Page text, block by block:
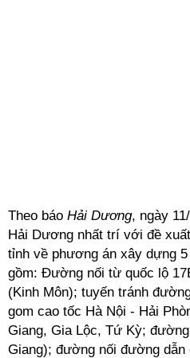
Theo báo Hải Dương, ngày
Hải Dương nhất trí với đề
tỉnh về phương án xây dựng
gồm: Đường nối từ quốc lộ
(Kinh Môn); tuyến tránh
gom cao tốc Hà Nội - Hải
Giang, Gia Lộc, Tứ Kỳ;
Giang); đường nối đường dẫn